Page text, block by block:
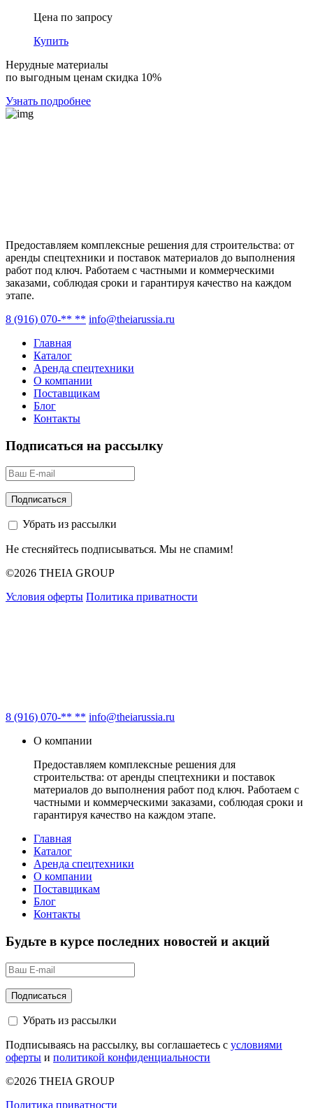
Цена по запросу
Купить
Нерудные материалы
по выгодным ценам скидка 10%
Узнать подробнее
Предоставляем комплексные решения для строительства: от
аренды спецтехники и поставок материалов до выполнения
работ под ключ. Работаем с частными и коммерческими
заказами, соблюдая сроки и гарантируя качество на каждом
этапе.
8 (916) 070-** ** info@theiarussia.ru
Главная
Каталог
Аренда спецтехники
О компании
Поставщикам
Блог
Контакты
Подписаться на рассылку
Убрать из рассылки
Не стесняйтесь подписываться. Мы не спамим!
©2026 THEIA GROUP
Условия оферты Политика приватности
8 (916) 070-** ** info@theiarussia.ru
О компании
Предоставляем комплексные решения для
строительства: от аренды спецтехники и поставок
материалов до выполнения работ под ключ. Работаем с
частными и коммерческими заказами, соблюдая сроки и
гарантируя качество на каждом этапе.
Главная
Каталог
Аренда спецтехники
О компании
Поставщикам
Блог
Контакты
Будьте в курсе последних новостей и акций
Убрать из рассылки
Подписываясь на рассылку, вы соглашаетесь с условиями
оферты и политикой конфиденциальности
©2026 THEIA GROUP
Политика приватности